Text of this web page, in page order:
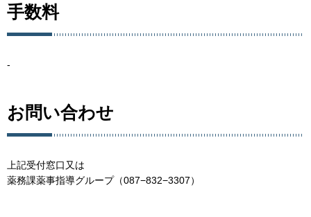
手数料
-
お問い合わせ
上記受付窓口又は
薬務課薬事指導グループ（087−832−3307）